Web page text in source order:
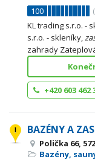
100
(
KL trading s.r.o. -
s.r.o. - skleníky,
zahrady
+420 603 462
BAZÉNY A
Polička 66,
Bazény,